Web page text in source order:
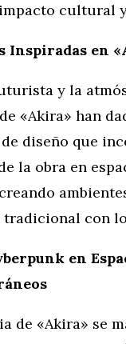
cultural
Inspiradas en
y la
«Akira» han
diseño que
la obra en
tradicional con
en
de «Akira» se